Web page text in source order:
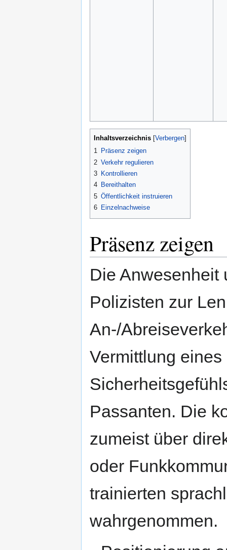
Inhaltsverzeichnis
1 Präsenz zeigen
2 Verkehr regulieren
3 Kontrollieren
4 Bereithalten
5 Öffentlichkeit instruieren
6 Einzelnachweise
Präsenz zeigen
Die Anwesenheit
Polizisten zur
An-/
Vermittlung
Passanten. Die
zumeist über
oder
trainierten
wahrgenommen.